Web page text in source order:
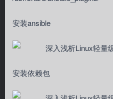
安装ansible
安装依赖包